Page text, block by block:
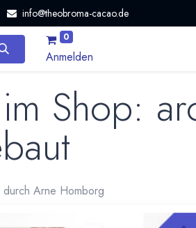
info@theobroma-cacao.de
0
Anmelden
Shop:
durch Arne Homborg